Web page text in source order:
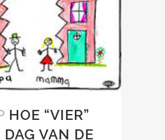
HOE “VIER”
DAG VAN DE